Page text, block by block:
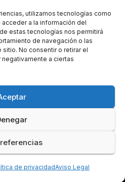
utilizamos tecnologías como
a la información del
estas tecnologías nos permitirá
de navegación o las
No consentir o retirar el
a ciertas
de privacidadAviso Legal
de